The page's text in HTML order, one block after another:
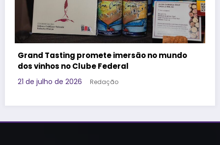
Governo da Tailândia faz ação voltada à
Geração Z e aposta em marca brasileira para
promover o destino